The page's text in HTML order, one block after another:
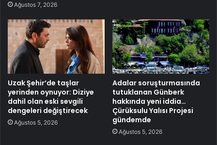
Ağustos 7, 2026
Uzak Şehir’de taşlar
yerinden oynuyor: Diziye
dahil olan eski sevgili
dengeleri değiştirecek
Ağustos 5, 2026
Adalar soruşturmasında
tutuklanan Günberk
hakkında yeni iddia…
Çürüksulu Yalısı Projesi
gündemde
Ağustos 5, 2026